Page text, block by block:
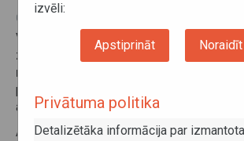
03. decembris 2025
Valsts SIA Autotransporta direkcija
ziemas sezonā, no tekošā gada
nākošā gada 15. aprīlim
, kravas
pilna masa ir lielāka par 3500
aprīkotiem ar ziemas riepām.
Autobusi jāaprīko ar ziemas riepām
izvēli:
Apstiprināt Noraidīt
Privātuma politika
Detalizētāka informācija par